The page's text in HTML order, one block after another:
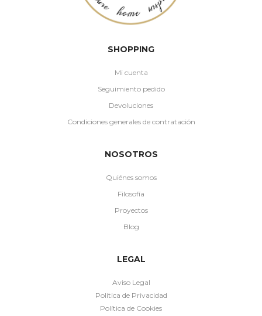
SHOPPING
Mi cuenta
Seguimiento pedido
Devoluciones
Condiciones generales de contratación
NOSOTROS
Quiénes somos
Filosofía
Proyectos
Blog
LEGAL
Aviso Legal
Política de Privacidad
Política de Cookies